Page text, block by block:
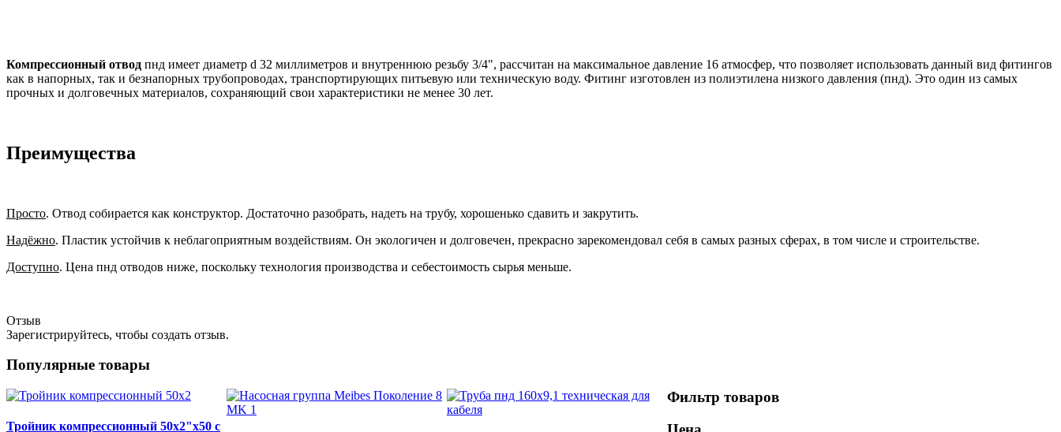
Компрессионный отвод пнд имеет диаметр d 32 миллиметров и внутреннюю резьбу 3/4", рассчитан на максимальное давление 16 атмосфер, что позволяет использовать данный вид фитингов
как в напорных, так и безнапорных трубопроводах, транспортирующих питьевую или техническую воду. Фитинг изготовлен из полиэтилена низкого давления (пнд). Это один из самых
прочных и долговечных материалов, сохраняющий свои характеристики не менее 30 лет.
Преимущества
Просто. Отвод собирается как конструктор. Достаточно разобрать, надеть на трубу, хорошенько сдавить и закрутить.
Надёжно. Пластик устойчив к неблагоприятным воздействиям. Он экологичен и долговечен, прекрасно зарекомендовал себя в самых разных сферах, в том числе и строительстве.
Доступно. Цена пнд отводов ниже, поскольку технология производства и себестоимость сырья меньше.
Отзыв
Зарегистрируйтесь, чтобы создать отзыв.
Популярные товары
Тройник компрессионный 50х2"х50 с
Фильтр товаров